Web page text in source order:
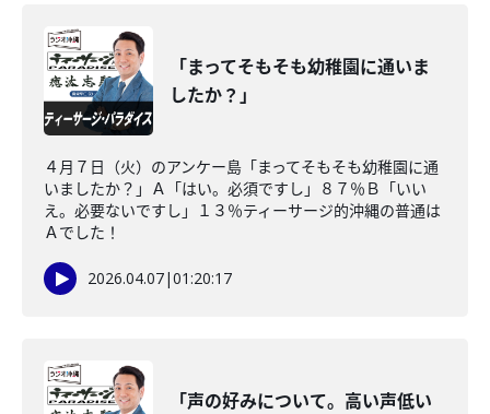
「まってそもそも幼稚園に通いま
したか？」
４月７日（火）のアンケー島「まってそもそも幼稚園に通
いましたか？」Ａ「はい。必須ですし」８７％Ｂ「いい
え。必要ないですし」１３％ティーサージ的沖縄の普通は
Ａでした！
2026.04.07|01:20:17
「声の好みについて。高い声低い